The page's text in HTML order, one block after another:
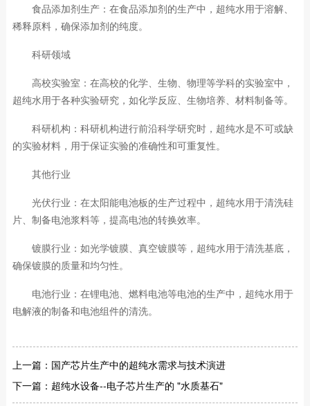
食品添加剂生产：在食品添加剂的生产中，超纯水用于溶解、
稀释原料，确保添加剂的纯度。
科研领域
高校实验室：在高校的化学、生物、物理等学科的实验室中，
超纯水用于各种实验研究，如化学反应、生物培养、材料制备等。
科研机构：科研机构进行前沿科学研究时，超纯水是不可或缺
的实验材料，用于保证实验的准确性和可重复性。
其他行业
光伏行业：在太阳能电池板的生产过程中，超纯水用于清洗硅
片、制备电池浆料等，提高电池的转换效率。
镀膜行业：如光学镀膜、真空镀膜等，超纯水用于清洗基底，
确保镀膜的质量和均匀性。
电池行业：在锂电池、燃料电池等电池的生产中，超纯水用于
电解液的制备和电池组件的清洗。
上一篇： 国产芯片生产中的超纯水需求与技术演进
下一篇： 超纯水设备--电子芯片生产的 "水质基石"